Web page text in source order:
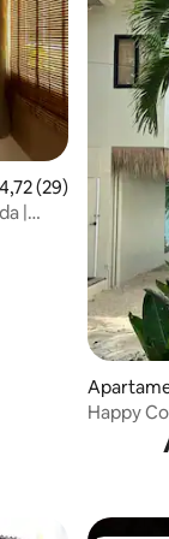
de uma avaliação
4,72 (29)
|
Happy